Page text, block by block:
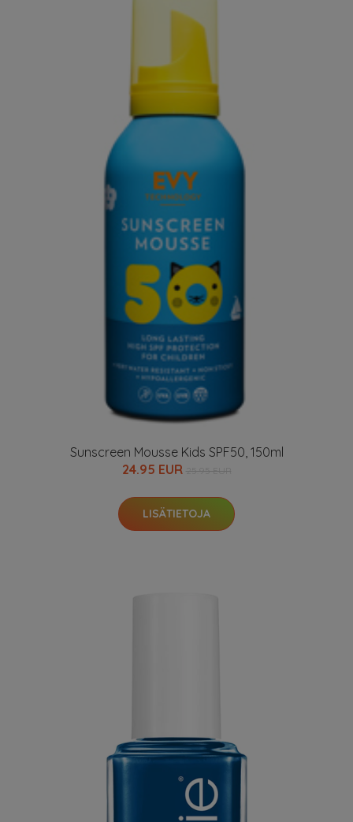
Sunscreen Mousse Kids SPF50, 150ml
24.95 EUR
LISÄTIETOJA